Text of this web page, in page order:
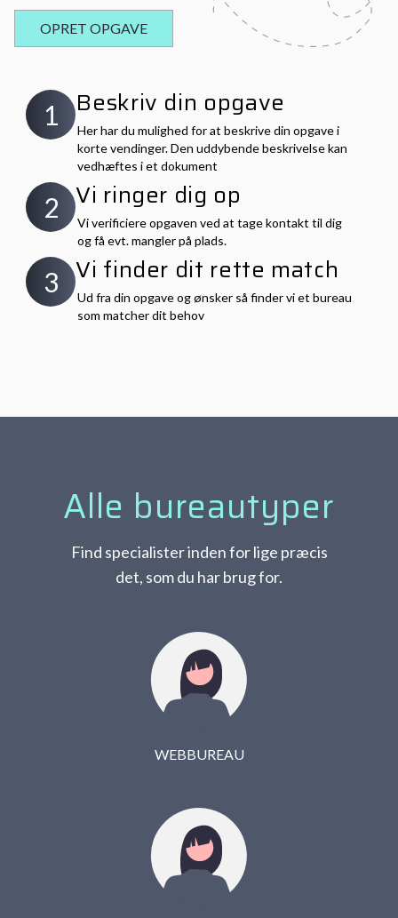
OPRET OPGAVE
1 Beskriv din opgave
Her har du mulighed for at beskrive din opgave i
korte vendinger. Den uddybende beskrivelse kan
vedhæftes i et dokument
2 Vi ringer dig op
Vi verificiere opgaven ved at tage kontakt til dig
og få evt. mangler på plads.
3 Vi finder dit rette match
Ud fra din opgave og ønsker så finder vi et bureau
som matcher dit behov
Alle bureautyper
Find specialister inden for lige præcis
det, som du har brug for.
WEBBUREAU